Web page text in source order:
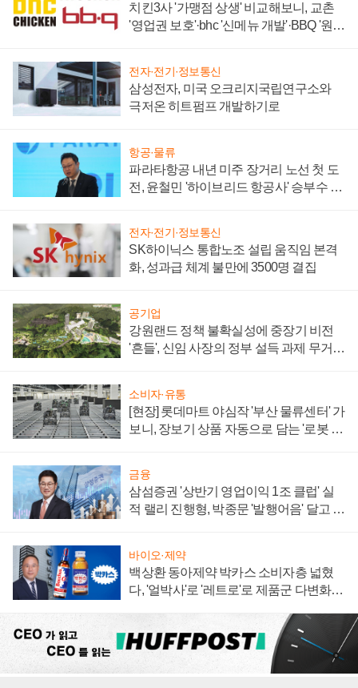
치킨3사 '가맹점 상생' 비교해보니, 교촌
'영업권 보호'·bhc '신메뉴 개발'·BBQ '원가
전자·전기·정보통신
삼성전자, 미국 오크리지국립연구소와
극저온 히트펌프 개발하기로
항공·물류
파라타항공 내년 미주 장거리 노선 첫 도
전, 윤철민 '하이브리드 항공사' 승부수 통
전자·전기·정보통신
SK하이닉스 통합노조 설립 움직임 본격
화, 성과급 체계 불만에 3500명 결집
공기업
강원랜드 정책 불확실성에 중장기 비전
'흔들', 신임 사장의 정부 설득 과제 무거워
소비자·유통
[현장] 롯데마트 야심작 '부산 물류센터' 가
보니, 장보기 상품 자동으로 담는 '로봇 40
금융
삼섬증권 '상반기 영업이익 1조 클럽' 실
적 랠리 진행형, 박종문 '발행어음' 달고 연
바이오·제약
백상환 동아제약 박카스 소비자층 넓혔
다, '얼박사'로 '레트로'로 제품군 다변화